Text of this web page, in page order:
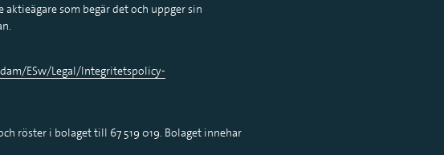
som begär det och uppger sin
ESw/Legal/Integritetspolicy-
röster i bolaget till 67 519 019. Bolaget innehar